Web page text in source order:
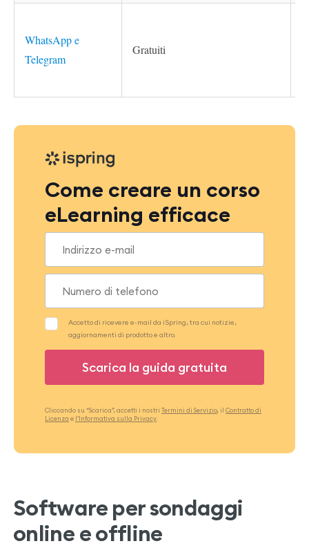
WhatsApp e
Telegram
Gratuiti
Come creare un corso
eLearning efficace
Cliccando su “Scarica”, accetti i nostri Termini di Servizio, il Contratto di
Licenza e l’Informativa sulla Privacy
Software per sondaggi
online e offline